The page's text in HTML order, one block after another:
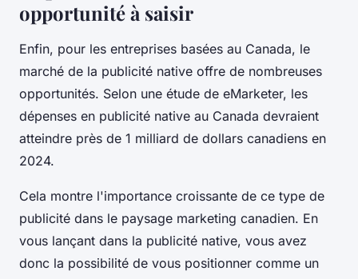
opportunité à saisir
Enfin, pour les entreprises basées au Canada, le
marché de la publicité native offre de nombreuses
opportunités. Selon une étude de eMarketer, les
dépenses en publicité native au Canada devraient
atteindre près de 1 milliard de dollars canadiens en
2024.
Cela montre l'importance croissante de ce type de
publicité dans le paysage marketing canadien. En
vous lançant dans la publicité native, vous avez
donc la possibilité de vous positionner comme un